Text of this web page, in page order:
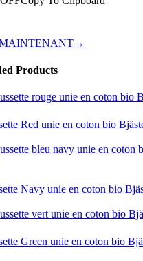
→
Products
Red unie en coton bio
Navy unie en coton bio
Green unie en coton bio